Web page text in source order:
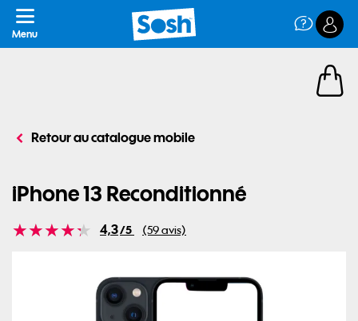
Retour au catalogue mobile
iPhone 13 Reconditionné
Note
4,3/5 (59 avis)